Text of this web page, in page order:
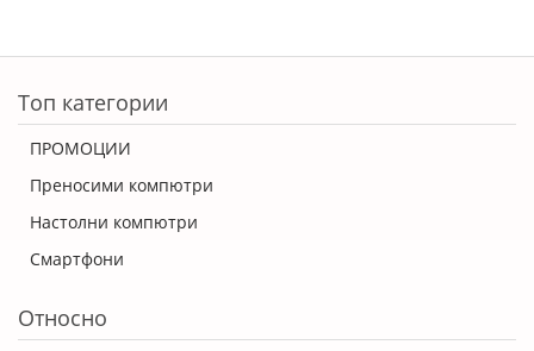
Топ категории
ПРОМОЦИИ
Преносими компютри
Настолни компютри
Смартфони
Относно